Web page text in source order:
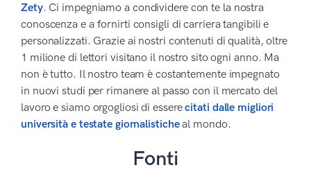
Zety. Ci impegniamo a condividere con te la nostra
conoscenza e a fornirti consigli di carriera tangibili e
personalizzati. Grazie ai nostri contenuti di qualità, oltre
1 milione di lettori visitano il nostro sito ogni anno. Ma
non è tutto. Il nostro team è costantemente impegnato
in nuovi studi per rimanere al passo con il mercato del
lavoro e siamo orgogliosi di esserecitati dalle migliori
università e testate giornalisticheal mondo.
Fonti